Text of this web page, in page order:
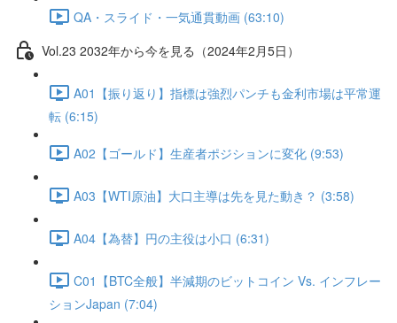
QA・スライド・一気通貫動画 (63:10)
Vol.23 2032年から今を見る（2024年2月5日）
A01【振り返り】指標は強烈パンチも金利市場は平常運
転 (6:15)
A02【ゴールド】生産者ポジションに変化 (9:53)
A03【WTI原油】大口主導は先を見た動き？ (3:58)
A04【為替】円の主役は小口 (6:31)
C01【BTC全般】半減期のビットコイン Vs. インフレー
ションJapan (7:04)